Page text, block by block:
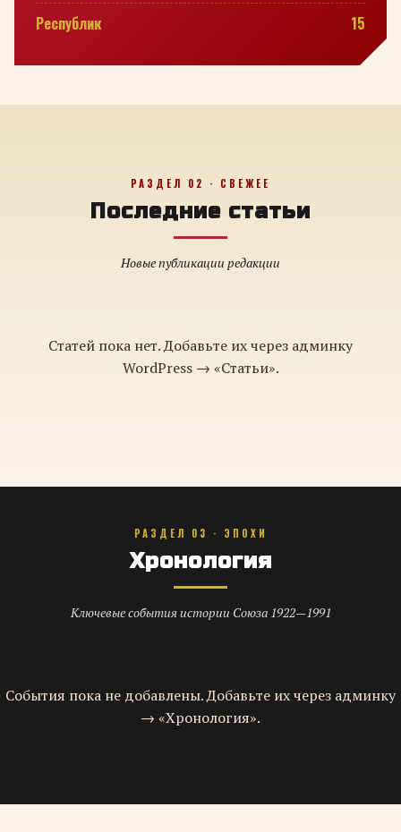
Республик
15
РАЗДЕЛ 02 · СВЕЖЕЕ
Последние статьи
Новые публикации редакции
Статей пока нет. Добавьте их через админку
WordPress → «Статьи».
РАЗДЕЛ 03 · ЭПОХИ
Хронология
Ключевые события истории Союза 1922—1991
События пока не добавлены. Добавьте их через админку
→ «Хронология».